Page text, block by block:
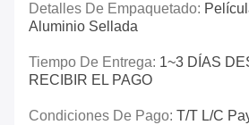
Detalles De Empaquetado:
Aluminio Sellada
Tiempo De Entrega: 1~3 DÍAS
RECIBIR EL PAGO
Condiciones De Pago: T/T L/C